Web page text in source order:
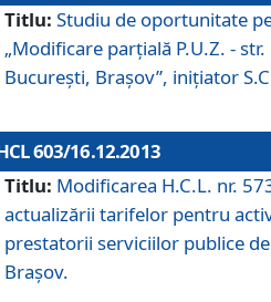
Titlu: Studiu de oportunitate
„Modificare parţială P.U.Z. -
Bucureşti, Braşov”, iniţiator
603/16.12.2013
Titlu: Modificarea H.C.L. nr.
actualizării tarifelor pentru
prestatorii serviciilor publice
Braşov.